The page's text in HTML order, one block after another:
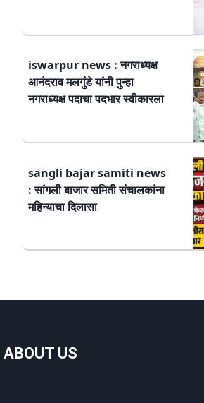
iswarpur news : नगराध्यक्ष
आनंदराव मलगुंडे यांनी पुन्हा
नगराध्यक्ष पदाचा पदभार स्वीकारला
sangli bajar samiti news
: सांगली बाजार समिती संचालकांना
महिन्याचा दिलासा
ABOUT US